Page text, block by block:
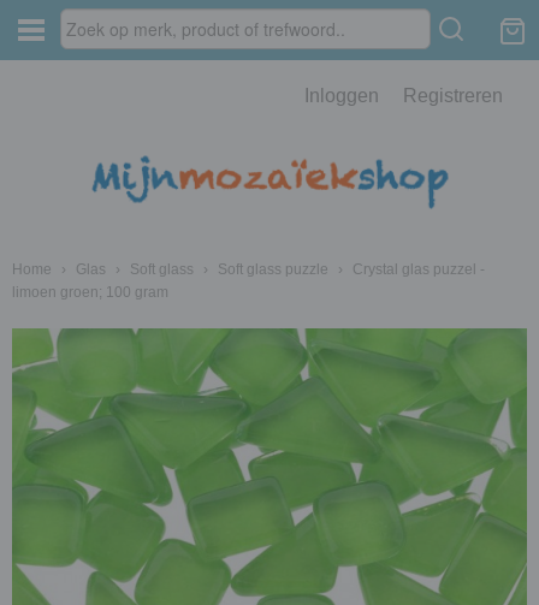
Inloggen Registreren
Home › Glas › Soft glass › Soft glass puzzle ›
Crystal glas puzzel -
limoen groen; 100 gram